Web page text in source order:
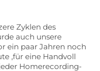
Zyklen des
auch unsere
ein paar Jahren noch
‚für eine Handvoll
Homerecording-